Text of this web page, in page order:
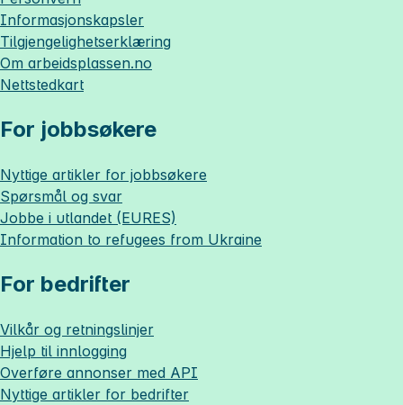
Informasjonskapsler
Tilgjengelighetserklæring
Om arbeidsplassen.no
Nettstedkart
For jobbsøkere
Nyttige artikler for jobbsøkere
Spørsmål og svar
Jobbe i utlandet (EURES)
Information to refugees from Ukraine
For bedrifter
Vilkår og retningslinjer
Hjelp til innlogging
Overføre annonser med API
Nyttige artikler for bedrifter